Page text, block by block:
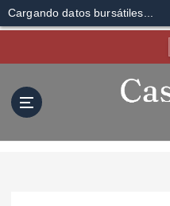
Cargando datos bursátiles...